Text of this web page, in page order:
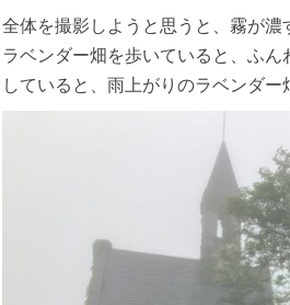
全体を撮影しようと思うと、霧が
ラベンダー畑を歩いていると、ふ
していると、雨上がりのラベンダー